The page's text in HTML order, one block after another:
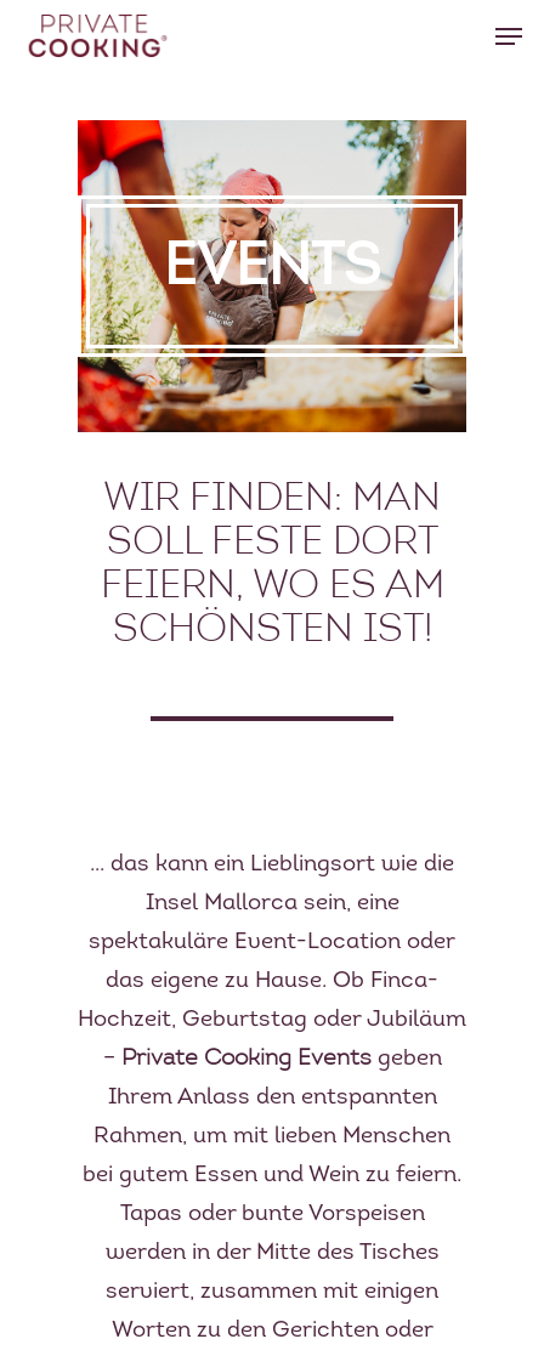
Hit enter to search or ESC to close
EVENTS
WIR FINDEN: MAN
SOLL FESTE DORT
FEIERN, WO ES AM
SCHÖNSTEN IST!
… das kann ein Lieblingsort wie die
Insel Mallorca sein, eine
spektakuläre Event-Location oder
das eigene zu Hause. Ob Finca-
Hochzeit, Geburtstag oder Jubiläum
– Private Cooking Eventsgeben
Ihrem Anlass den entspannten
Rahmen, um mit lieben Menschen
bei gutem Essen und Wein zu feiern.
Tapas oder bunte Vorspeisen
werden in der Mitte des Tisches
serviert, zusammen mit einigen
Worten zu den Gerichten oder